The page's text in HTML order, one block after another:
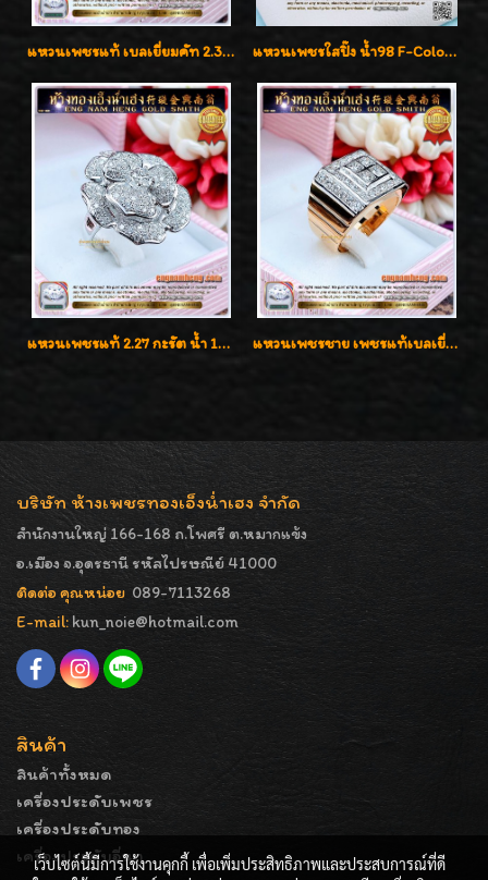
แหวนเพชรแท้ เบลเยี่ยมคัท 2.39 กะรัต น้ำ 98 F-Color/VVS ดีไซน์หน้ากว้างหรูเต็มนิ้ว แหวนเพชรใสปิ๊ง น้ำ98 F-Color/VVS1 น้ำหนักเพชรรวม 2.56 กะรัต ใส่เต็มนิ้วเพชรเป็นน้ำเป็นเนื้อสวยมากๆค่ะ
แหวนเพชรแท้ 2.27 กะรัต น้ำ 100% เบลเยี่ยมคัท ลวดลายดอกกุหลาบหรู แหวนเพชรชาย เพชรแท้เบลเยี่ยมคัท น้ำ100% D-Color/VVS 2.46 กะรัต
บริษัท ห้างเพชรทองเอ็งน่ำเฮง จำกัด
สำนักงานใหญ่ 166-168 ถ.โพศรี ต.หมากแข้ง
อ.เมือง จ.อุดรธานี รหัสไปรษณีย์ 41000
ติดต่อ คุณหน่อย 089-7113268
E-mail: kun_noie@hotmail.com
สินค้า
สินค้าทั้งหมด
เครื่องประดับเพชร
เครื่องประดับทอง
เครื่องประดับอื่นๆ
เว็บไซต์นี้มีการใช้งานคุกกี้ เพื่อเพิ่มประสิทธิภาพและประสบการณ์ที่ดี